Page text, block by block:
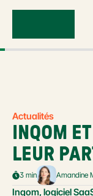
Actualités
INQOM
LEUR
3 min Amandine
Inqom, logiciel